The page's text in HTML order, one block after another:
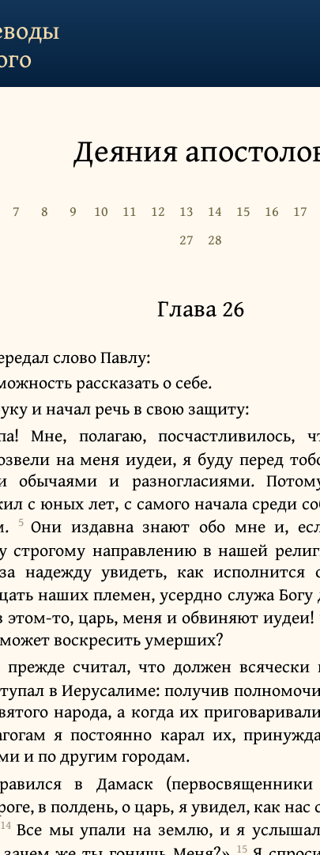
Деяния
7 8 9 10 11 12 13 14 15 16 17
27
28
Глава 26
слово Павлу:
рассказать о себе.
и начал речь в свою защиту:
Мне, полагаю, посчастливилось,
на меня иудеи, я буду перед
обычаями и разногласиями.
с юных лет, с самого начала среди
5Они издавна знают обо мне и,
строгому направлению в нашей
надежду увидеть, как
наших племен, усердно служа
этом-то, царь, меня и обвиняют иудеи!
воскресить умерших?
считал, что должен всячески
в Иерусалиме: получив
народа, а когда их
я постоянно карал их,
и по другим городам.
в Дамаск
в полдень, о царь, я увидел, как
14 Все мы упали на землю, и я
15